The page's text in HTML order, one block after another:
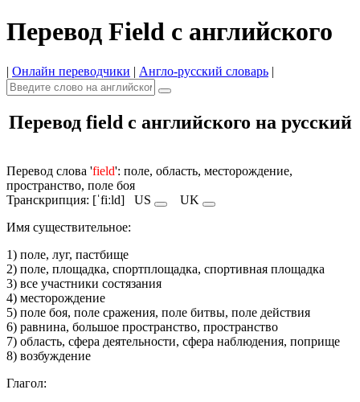
Перевод Field с английского
| Онлайн переводчики | Англо-русский словарь |
Перевод field с английского на русский
Перевод слова 'field': поле, область, месторождение,
пространство, поле боя
Транскрипция: [ˈfiːld] US
UK
Имя cуществительное:
1) поле, луг, пастбище
2) поле, площадка, спортплощадка, спортивная площадка
3) все участники состязания
4) месторождение
5) поле боя, поле сражения, поле битвы, поле действия
6) равнина, большое пространство, пространство
7) область, сфера деятельности, сфера наблюдения, поприще
8) возбуждение
Глагол: